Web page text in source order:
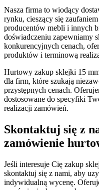
Nasza firma to wiodący
rynku, cieszący się
producentów mebli i innych
doświadczeniu zapewniamy
konkurencyjnych cenach,
produktów i terminową
Hurtowy zakup sklejki 15
dla firm, które szukają
przystępnych cenach.
dostosowane do specyfiki
realizacji zamówień.
Skontaktuj się z
zamówienie
Jeśli interesuje Cię zakup
skontaktuj się z nami, aby
indywidualną wycenę.